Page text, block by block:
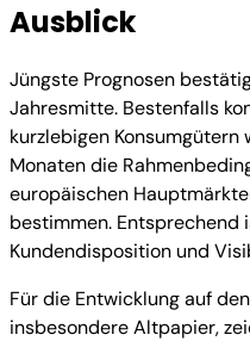
Ausblick
Jüngste Prognosen
Jahresmitte. Bestenfalls
kurzlebigen
Monaten die
europäischen
bestimmen.
Kundendisposition und
Für die Entwicklung auf
insbesondere Altpapier,